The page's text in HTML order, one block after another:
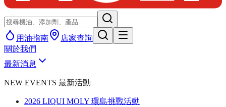
用油指南
店家查詢
關於我們
最新消息
NEW EVENTS 最新活動
2026 LIQUI MOLY 環島挑戰活動